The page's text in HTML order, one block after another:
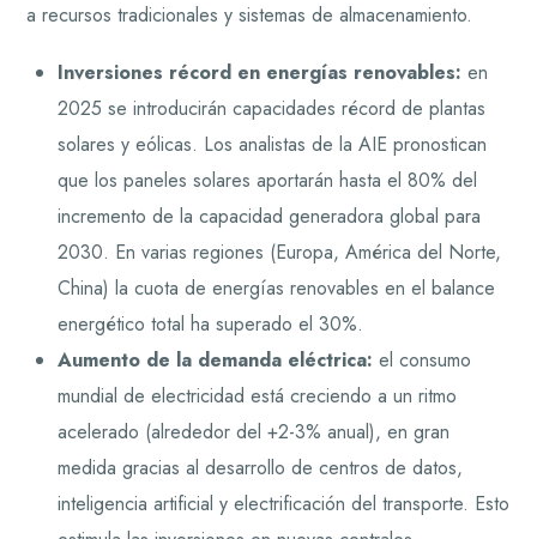
a recursos tradicionales y sistemas de almacenamiento.
Inversiones récord en energías renovables: en
2025 se introducirán capacidades récord de plantas
solares y eólicas. Los analistas de la AIE pronostican
que los paneles solares aportarán hasta el 80% del
incremento de la capacidad generadora global para
2030. En varias regiones (Europa, América del Norte,
China) la cuota de energías renovables en el balance
energético total ha superado el 30%.
Aumento de la demanda eléctrica: el consumo
mundial de electricidad está creciendo a un ritmo
acelerado (alrededor del +2-3% anual), en gran
medida gracias al desarrollo de centros de datos,
inteligencia artificial y electrificación del transporte. Esto